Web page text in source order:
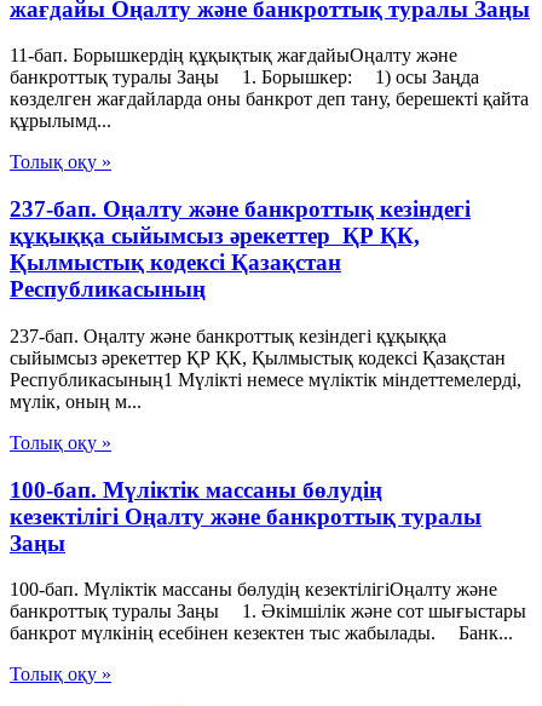
жағдайы Оңалту және банкроттық туралы Заңы
11-бап. Борышкердің құқықтық жағдайыОңалту және
банкроттық туралы Заңы 1. Борышкер: 1) осы Заңда
көзделген жағдайларда оны банкрот деп тану, берешекті қайта
құрылымд...
Толық оқу »
237-бап. Оңалту және банкроттық кезіндегі
құқыққа сыйымсыз әрекеттер ҚР ҚК,
Қылмыстық кодексi Қазақстан
Республикасының
237-бап. Оңалту және банкроттық кезіндегі құқыққа
сыйымсыз әрекеттер ҚР ҚК, Қылмыстық кодексi Қазақстан
Республикасының1 Мүлiктi немесе мүлiктiк мiндеттемелердi,
мүлiк, оның м...
Толық оқу »
100-бап. Мүліктік массаны бөлудің
кезектілігі Оңалту және банкроттық туралы
Заңы
100-бап. Мүліктік массаны бөлудің кезектілігіОңалту және
банкроттық туралы Заңы 1. Әкiмшiлiк және сот шығыстары
банкрот мүлкiнің есебiнен кезектен тыс жабылады. Банк...
Толық оқу »